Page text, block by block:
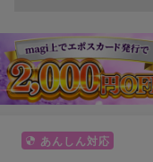
あんしん対応